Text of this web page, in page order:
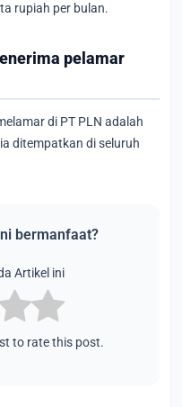
rupiah per bulan.
pelamar
di PT PLN adalah
ditempatkan di seluruh
bermanfaat?
Artikel ini
to rate this post.